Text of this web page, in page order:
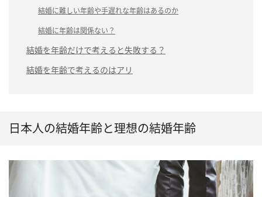
結婚に難しい年齢や手遅れな年齢はあるのか
結婚に年齢は関係ない？
結婚を年齢だけで考えると失敗する？
結婚を年齢で考えるのはアリ
日本人の結婚年齢と理想の結婚年齢